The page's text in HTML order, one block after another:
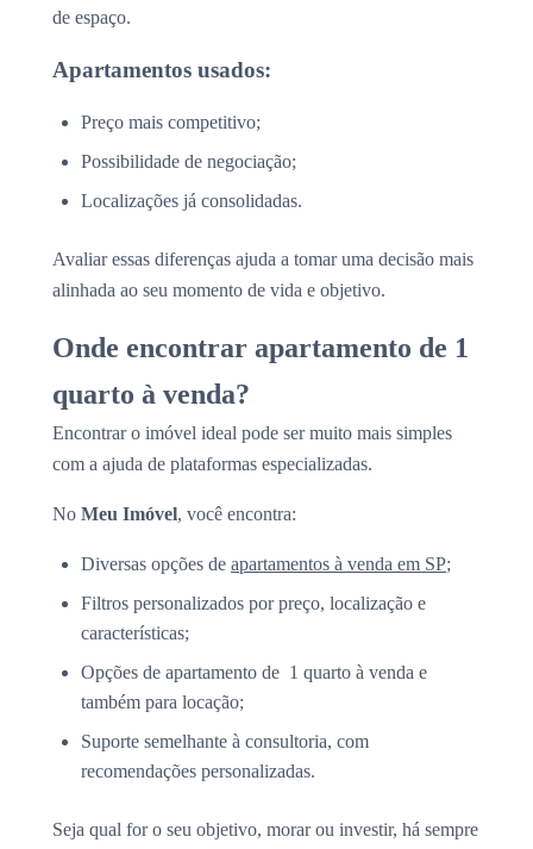
de espaço.
Apartamentos usados:
Preço mais competitivo;
Possibilidade de negociação;
Localizações já consolidadas.
Avaliar essas diferenças ajuda a tomar uma decisão mais
alinhada ao seu momento de vida e objetivo.
Onde encontrar apartamento de 1
quarto à venda?
Encontrar o imóvel ideal pode ser muito mais simples
com a ajuda de plataformas especializadas.
No Meu Imóvel, você encontra:
Diversas opções de apartamentos à venda em SP;
Filtros personalizados por preço, localização e
características;
Opções de apartamento de 1 quarto à venda e
também para locação;
Suporte semelhante à consultoria, com
recomendações personalizadas.
Seja qual for o seu objetivo, morar ou investir, há sempre